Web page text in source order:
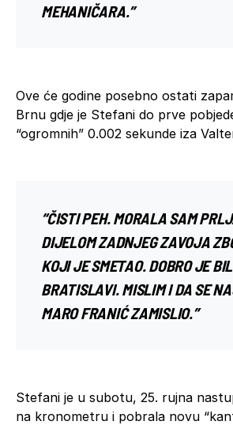
MEHANIČARA.”
Ove će godine posebno ostati
Brnu gdje je Stefani do prve
“ogromnih” 0.002 sekunde iza
“ČISTI PEH. MORALA SAM
DIJELOM ZADNJEG ZAVOJA
KOJI JE SMETAO. DOBRO JE
BRATISLAVI. MISLIM I DA SE
MARO FRANIĆ ZAMISLIO.”
Stefani je u subotu, 25. rujna
na kronometru i pobrala novu